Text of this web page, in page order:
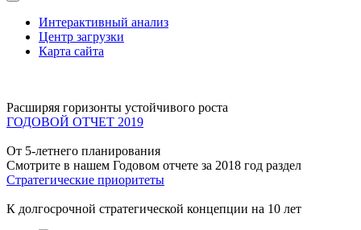
Интерактивный анализ
Центр загрузки
Карта сайта
Расширяя горизонты устойчивого роста
ГОДОВОЙ ОТЧЕТ 2019
От 5-летнего планирования
Смотрите в нашем Годовом отчете за 2018 год раздел
Стратегические приоритеты
К долгосрочной стратегической концепции на 10 лет